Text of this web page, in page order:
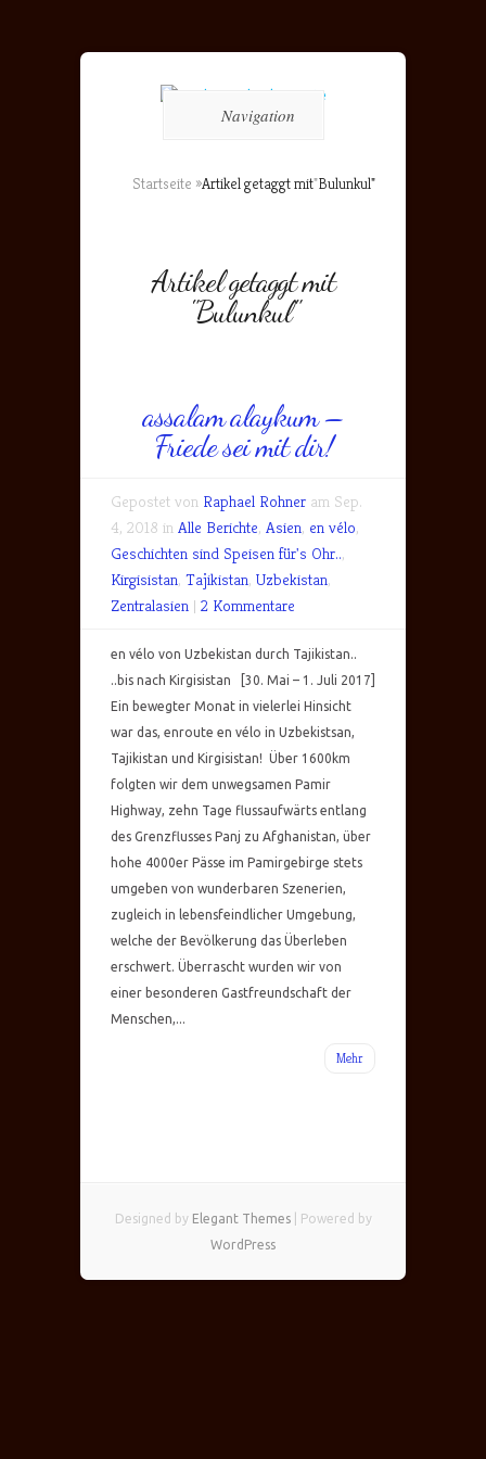
Navigation
Startseite »Artikel getaggt mit"Bulunkul"
Artikel getaggt mit
"Bulunkul"
assalam alaykum –
Friede sei mit dir!
Gepostet von Raphael Rohner am Sep.
4, 2018 in Alle Berichte, Asien, en vélo,
Geschichten sind Speisen für's Ohr..,
Kirgisistan, Tajikistan, Uzbekistan,
Zentralasien | 2 Kommentare
en vélo von Uzbekistan durch Tajikistan..
..bis nach Kirgisistan [30. Mai – 1. Juli 2017]
Ein bewegter Monat in vielerlei Hinsicht
war das, enroute en vélo in Uzbekistsan,
Tajikistan und Kirgisistan! Über 1600km
folgten wir dem unwegsamen Pamir
Highway, zehn Tage flussaufwärts entlang
des Grenzflusses Panj zu Afghanistan, über
hohe 4000er Pässe im Pamirgebirge stets
umgeben von wunderbaren Szenerien,
zugleich in lebensfeindlicher Umgebung,
welche der Bevölkerung das Überleben
erschwert. Überrascht wurden wir von
einer besonderen Gastfreundschaft der
Menschen,...
Mehr
Designed by Elegant Themes| Powered by
WordPress